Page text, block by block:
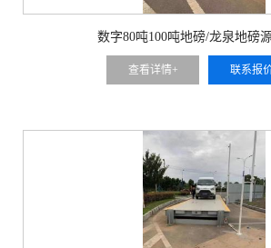
数字80吨100吨地磅/龙泉地磅
查看详情+ 联系报